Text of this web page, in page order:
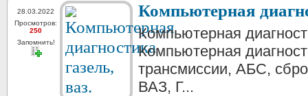
28.03.2022
Просмотров:
250
Запомнить!
Компьютерная
Компьютерная
Компьютерная
трансмиссии, АБС,
ВАЗ, Г...